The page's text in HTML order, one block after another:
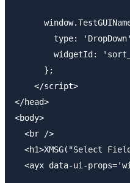
type:
widgetId:
      };
    </script>
</head>
<body>
  <br />
<h1>XMSG("Select
<ayx data-ui-